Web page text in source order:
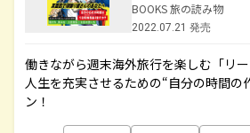
BOOKS 旅の読み物
2022.07.21 発売
働きながら週末海外旅行を楽しむ「リー
人生を充実させるための“自分の時間の
ン！